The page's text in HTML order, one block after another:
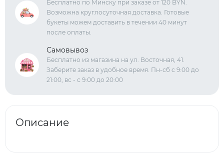
Бесплатно по Минску при заказе от 120 BYN.
Возможна круглосуточная доставка. Готовые
букеты можем доставить в течении 40 минут
после оплаты.
Самовывоз
Бесплатно из магазина на ул. Восточная, 41.
Заберите заказ в удобное время. Пн-сб с 9:00 до
21:00, вс - с 9:00 до 20:00
Описание